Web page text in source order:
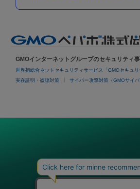
GMOインターネットグループのセキュリティ
世界初総合ネットセキュリティサービス「GMOセキュリ
実在証明・盗聴対策 サイバー攻撃対策（GMOサイ